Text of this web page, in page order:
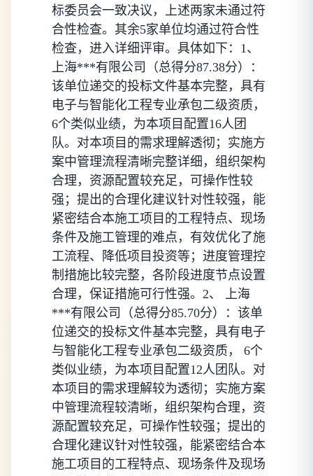
标委员会一致决议，上述两家未通过符
合性检查。其余5家单位均通过符合性
检查，进入详细评审。具体如下：1、
上海***有限公司（总得分87.38分）：
该单位递交的投标文件基本完整，具有
电子与智能化工程专业承包二级资质，
6个类似业绩，为本项目配置16人团
队。对本项目的需求理解透彻；实施方
案中管理流程清晰完整详细，组织架构
合理，资源配置较充足，可操作性较
强；提出的合理化建议针对性较强，能
紧密结合本施工项目的工程特点、现场
条件及施工管理的难点，有效优化了施
工流程、降低项目投资等；进度管理控
制措施比较完整，各阶段进度节点设置
合理，保证措施可行性强。2、 上海
***有限公司（总得分85.70分）：该单
位递交的投标文件基本完整，具有电子
与智能化工程专业承包二级资质， 6个
类似业绩，为本项目配置12人团队。对
本项目的需求理解较为透彻；实施方案
中管理流程较清晰，组织架构合理，资
源配置较充足，可操作性较强；提出的
合理化建议针对性较强，能紧密结合本
施工项目的工程特点、现场条件及现场